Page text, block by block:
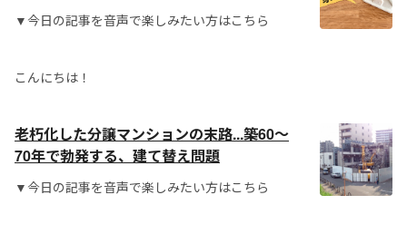
▼今日の記事を音声で楽しみたい方はこちら
こんにちは！
老朽化した分譲マンションの末路...築60～
70年で勃発する、建て替え問題
▼今日の記事を音声で楽しみたい方はこちら